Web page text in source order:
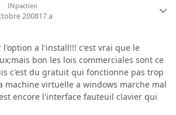
INpactien
200817 a
a l'install!!! c'est vrai que le
bon les lois commerciales sont ce
c'est du gratuit qui fonctionne pas trop
machine virtuelle a windows marche mal
encore l'interface fauteuil clavier qui